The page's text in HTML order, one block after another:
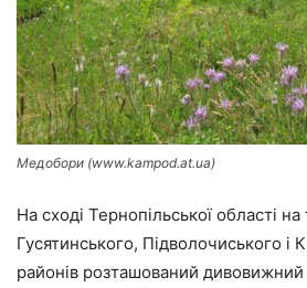
Медобори (www.kampod.at.ua)
На сході Тернопільської області на
Гусятинського, Підволочиського і
районів розташований дивовижний